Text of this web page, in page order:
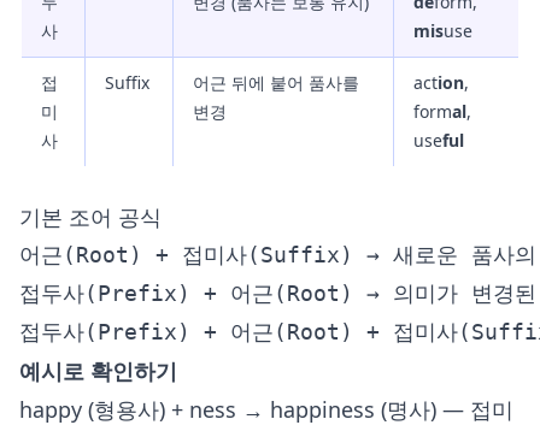
사
misuse
접
미
사
Suffix
어근 뒤에 붙어 품사를
변경
action,
formal,
useful
기본 조어 공식
어근(Root) + 접미사(Suffix) → 새로운 품사의
접두사(Prefix) + 어근(Root) → 의미가 변경된
예시로 확인하기
happy (형용사) + ness → happiness (명사) — 접미